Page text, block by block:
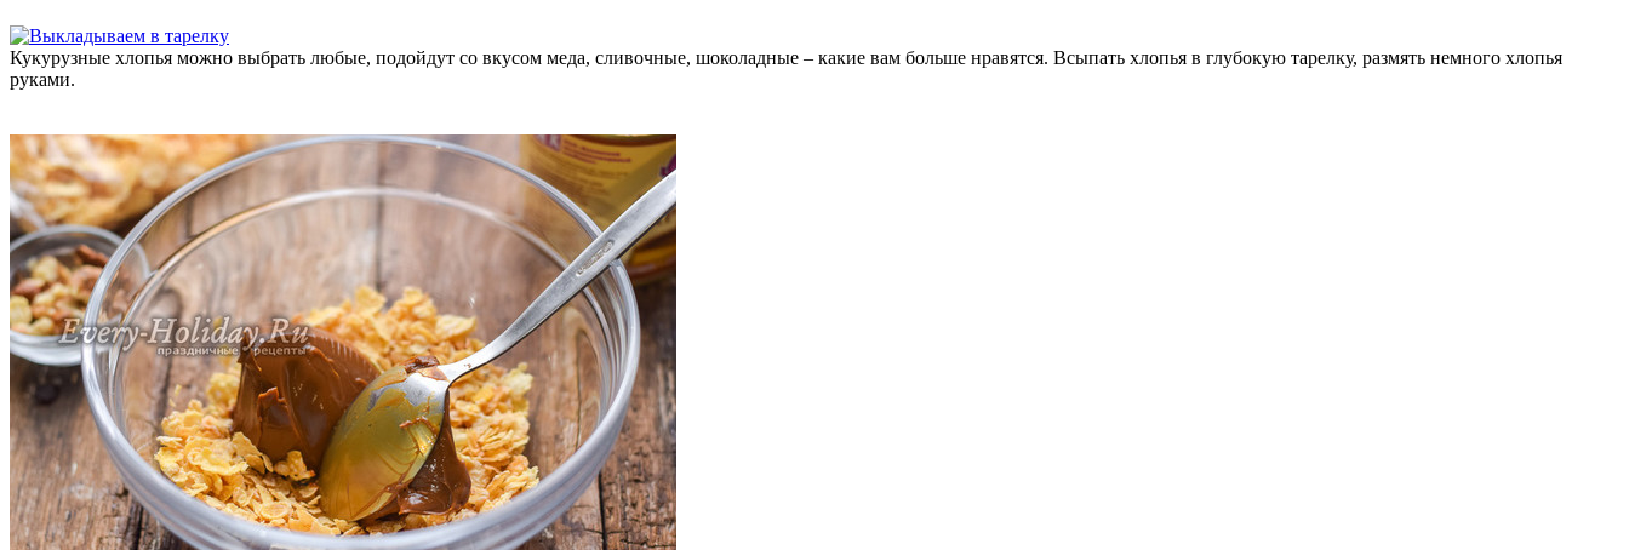
Кукурузные хлопья можно выбрать любые, подойдут со вкусом меда, сливочные, шоколадные – какие вам больше нравятся. Всыпать хлопья в глубокую тарелку, размять немного хлопья
руками.